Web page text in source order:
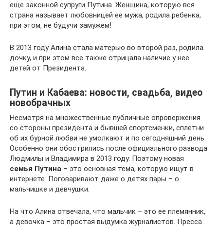
еще законной супруги Путина. Женщина, которую вся
страна называет любовницей ее мужа, родила ребенка,
при этом, не будучи замужем!
В 2013 году Алина стала матерью во второй раз, родила
дочку, и при этом все также отрицала наличие у нее
детей от Президента.
Путин и Кабаева: новости, свадьба, видео
новобрачных
Несмотря на множественные публичные опровержения
со стороны президента и бывшей спортсменки, сплетни
об их бурной любви не умолкают и по сегодняшний день.
Особенно они обострились после официального развода
Людмилы и Владимира в 2013 году. Поэтому новая
семья Путина – это основная тема, которую ищут в
интернете. Поговаривают даже о детях пары – о
мальчишке и девчушки.
На что Алина отвечала, что мальчик – это ее племянник,
а девочка – это простая выдумка журналистов. Пресса